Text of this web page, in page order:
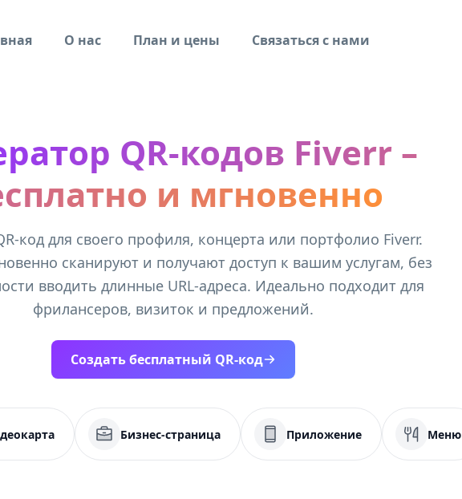
О нас План и цены Связаться с нами
QR-кодов Fiverr –
и мгновенно
код для своего профиля, концерта или портфолио Fiverr.
сканируют и получают доступ к вашим услугам, без
вводить длинные URL-адреса. Идеально подходит для
фрилансеров, визиток и предложений.
Создать бесплатный QR-код
Бизнес-страница Приложение Меню